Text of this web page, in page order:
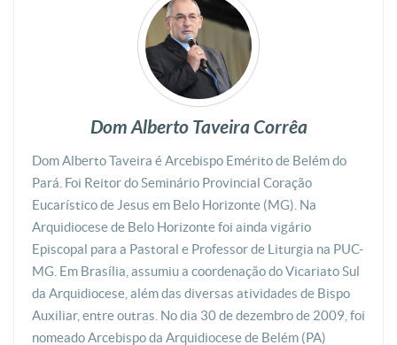
Dom Alberto Taveira Corrêa
Dom Alberto Taveira é Arcebispo Emérito de Belém do
Pará. Foi Reitor do Seminário Provincial Coração
Eucarístico de Jesus em Belo Horizonte (MG). Na
Arquidiocese de Belo Horizonte foi ainda vigário
Episcopal para a Pastoral e Professor de Liturgia na PUC-
MG. Em Brasília, assumiu a coordenação do Vicariato Sul
da Arquidiocese, além das diversas atividades de Bispo
Auxiliar, entre outras. No dia 30 de dezembro de 2009, foi
nomeado Arcebispo da Arquidiocese de Belém (PA)